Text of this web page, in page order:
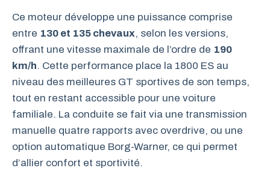
Ce moteur développe une puissance comprise
entre 130 et 135 chevaux, selon les versions,
offrant une vitesse maximale de l’ordre de 190
km/h. Cette performance place la 1800 ES au
niveau des meilleures GT sportives de son temps,
tout en restant accessible pour une voiture
familiale. La conduite se fait via une transmission
manuelle quatre rapports avec overdrive, ou une
option automatique Borg-Warner, ce qui permet
d’allier confort et sportivité.